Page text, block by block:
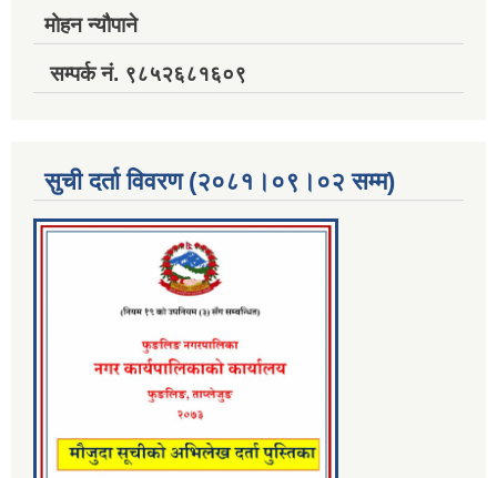
मोहन न्यौपाने
सम्पर्क नं. ९८५२६८१६०९
सुची दर्ता विवरण (२०८१।०९।०२ सम्म)